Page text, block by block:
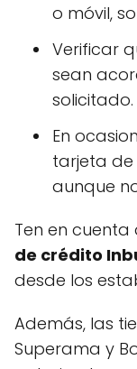
o móvil,
Verificar
sean
solicitado.
En
tarjeta de
aunque
Ten en
de crédito
desde los
Además, las
Superama y